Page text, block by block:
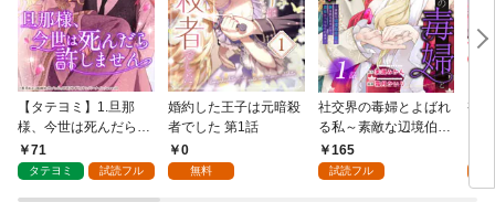
【タテヨミ】1.旦那
様、今世は死んだら許
しません
71
タテヨミ 試読フル
婚約した王子は元暗殺
者でした 第1話
0
無料
社交界の毒婦とよばれ
る私～素敵な辺境伯令
息に腕を折られたの
で、責任とってもらい
165
試読フル
視